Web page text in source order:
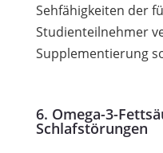
Sehfähigkeiten der
Studienteilnehmer
Supplementierung
6. Omega-3-
Schlafstörungen